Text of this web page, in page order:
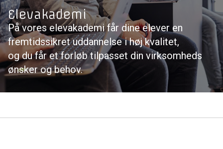
Elevakademi
På vores elevakademi får dine elever en
fremtidssikret uddannelse i høj kvalitet,
og du får et forløb tilpasset din virksomheds
ønsker og behov.